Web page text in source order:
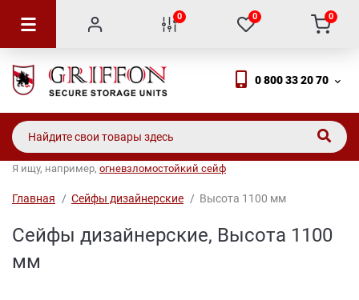
0 0 0
0 800 33 20 70
Я ищу, например, огневзломостойкий сейф
Главная Сейфы дизайнерские Высота 1100 мм
Сейфы дизайнерские, Высота 1100
мм